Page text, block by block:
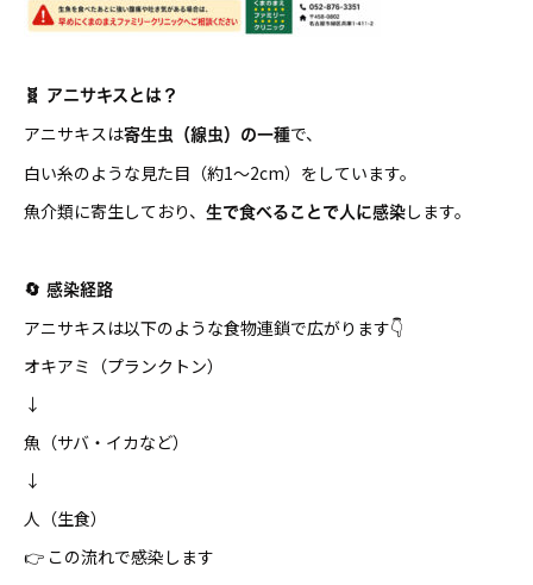
🧬 アニサキスとは？
アニサキスは寄生虫（線虫）の一種で、
白い糸のような見た目（約1〜2cm）をしています。
魚介類に寄生しており、
生で食べることで人に感染 します。
🔄 感染経路
アニサキスは以下のような食物連鎖で広がります👇
オキアミ（プランクトン）
↓
魚（サバ・イカなど）
↓
人（生食）
👉 この流れで感染します